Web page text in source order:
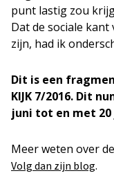
punt lastig zou
Dat de sociale
zijn, had ik
Dit is een
KIJK 7/2016. Dit
juni tot en met
Meer weten over
Volg dan zijn blog.